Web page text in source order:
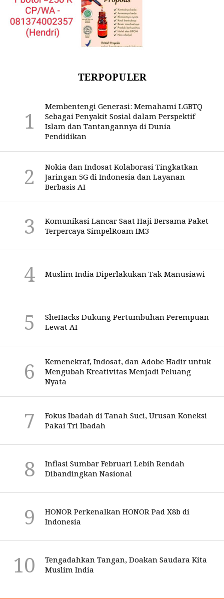
TERPOPULER
Membentengi Generasi: Memahami LGBTQ
Sebagai Penyakit Sosial dalam Perspektif
Islam dan Tantangannya di Dunia
Pendidikan
Nokia dan Indosat Kolaborasi Tingkatkan
Jaringan 5G di Indonesia dan Layanan
Berbasis AI
Komunikasi Lancar Saat Haji Bersama Paket
Terpercaya SimpelRoam IM3
Muslim India Diperlakukan Tak Manusiawi
SheHacks Dukung Pertumbuhan Perempuan
Lewat AI
Kemenekraf, Indosat, dan Adobe Hadir untuk
Mengubah Kreativitas Menjadi Peluang
Nyata
Fokus Ibadah di Tanah Suci, Urusan Koneksi
Pakai Tri Ibadah
Inflasi Sumbar Februari Lebih Rendah
Dibandingkan Nasional
HONOR Perkenalkan HONOR Pad X8b di
Indonesia
Tengadahkan Tangan, Doakan Saudara Kita
Muslim India